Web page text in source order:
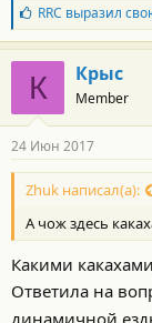
Б
л
а
г
о
д
а
н
о
с
и
:
RRC выразил
К Крыс
Member
24 Июн 2017
Zhuk написал(а):
А чож здесь
Какими
Ответила на